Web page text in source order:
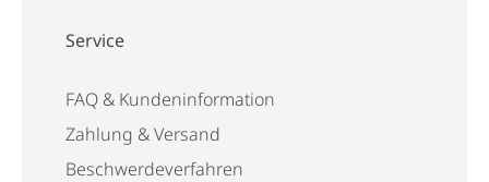
Service
FAQ & Kundeninformation
Zahlung & Versand
Beschwerdeverfahren